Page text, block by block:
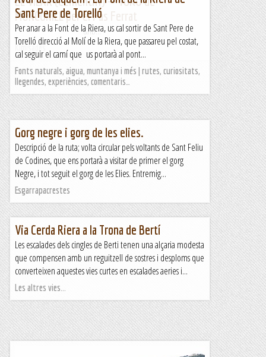
MONCUNILL per el Pas Ferrat
&nb...
Kimisades
Sant Pere de Torelló
Per anar a la Font de la Riera, us cal sortir de Sant Pere de
Torelló direcció al Molí de la Riera, que passareu pel costat,
cal seguir el camí que us portarà al pont...
Fonts naturals, aigua, muntanya i més | rutes, curiositats,
llegendes, experiències, comentaris…
Gorg negre i gorg de les elies.
Descripció de la ruta; volta circular pels voltants de Sant Feliu
de Codines, que ens portarà a visitar de primer el gorg
Negre, i tot seguit el gorg de les Elies. Entremig...
Esgarrapacrestes
Via Cerda Riera a la Trona de Bertí
Les escalades dels cingles de Berti tenen una alçaria modesta
que compensen amb un reguitzell de sostres i desploms que
converteixen aquestes vies curtes en escalades aeries i...
Les altres vies...